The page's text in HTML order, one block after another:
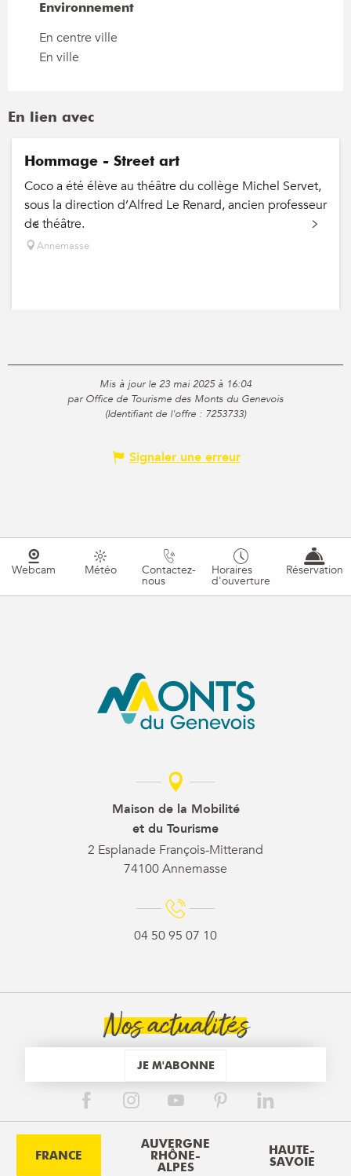
Environnement
Environnement
En centre ville
En ville
En lien avec
Hommage - Street art
Coco a été élève au théâtre du collège Michel Servet,
sous la direction d’Alfred Le Renard, ancien professeur
de théâtre.
Annemasse
Mis à jour le 23 mai 2025 à 16:04
par Office de Tourisme des Monts du Genevois
(Identifiant de l'offre : 7253733)
Signaler une erreur
Webcam Météo Contactez-
nous
Horaires
d'ouverture
Réservation
Maison de la Mobilité
et du Tourisme
2 Esplanade François-Mitterand
74100 Annemasse
04 50 95 07 10
Nos actualités
JE M'ABONNE
FRANCE
AUVERGNE
RHÔNE-
ALPES
HAUTE-
SAVOIE